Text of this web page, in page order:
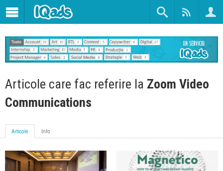
Articole care fac referire la Zoom Video
Communications
Articole Info